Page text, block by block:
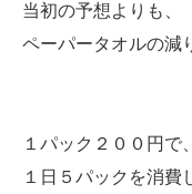
当初の予想よりも、
ペーパータオルの減
１パック２００円で、
１日５パックを消費